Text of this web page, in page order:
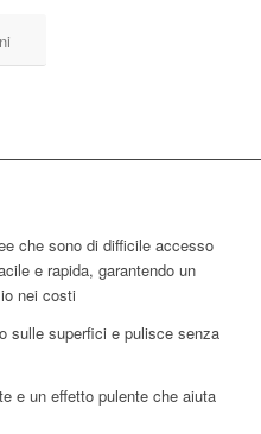
che sono di difficile accesso
e rapida, garantendo un
nei costi
sulle superfici e pulisce senza
e un effetto pulente che aiuta